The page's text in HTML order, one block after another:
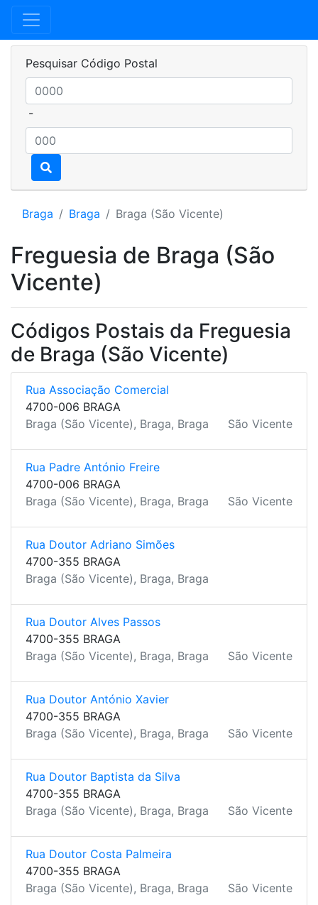
Pesquisar Código Postal
-
Braga Braga Braga (São Vicente)
Freguesia de Braga (São
Vicente)
Códigos Postais da Freguesia
de Braga (São Vicente)
Rua Associação Comercial
4700-006 BRAGA
Braga (São Vicente), Braga, Braga
São Vicente
Rua Padre António Freire
4700-006 BRAGA
Braga (São Vicente), Braga, Braga
São Vicente
Rua Doutor Adriano Simões
4700-355 BRAGA
Braga (São Vicente), Braga, Braga
Rua Doutor Alves Passos
4700-355 BRAGA
Braga (São Vicente), Braga, Braga
São Vicente
Rua Doutor António Xavier
4700-355 BRAGA
Braga (São Vicente), Braga, Braga
São Vicente
Rua Doutor Baptista da Silva
4700-355 BRAGA
Braga (São Vicente), Braga, Braga
São Vicente
Rua Doutor Costa Palmeira
4700-355 BRAGA
Braga (São Vicente), Braga, Braga
São Vicente